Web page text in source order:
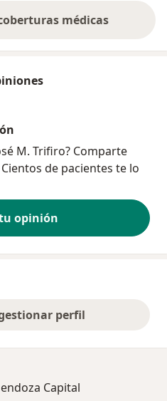
médicas
M. Trifiro? Comparte
de pacientes te lo
opinión
perfil
Capital